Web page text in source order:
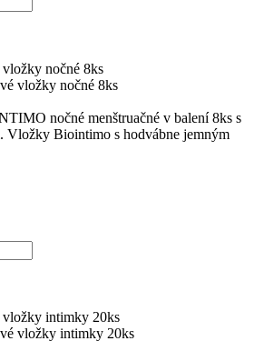
nočné 8ks
nočné menštruačné v balení 8ks s
Vložky Biointimo s hodvábne jemným
intimky 20ks